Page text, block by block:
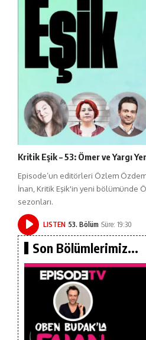
Kritik Eşik – 53: Ömer ve Yargı
Episode’un editörleri Özlem
İnan, Kritik Eşik'in yeni bölümünde
sezonları.
LISTEN 53. Bölüm Süre: 19:30
Son Bölümlerimiz...